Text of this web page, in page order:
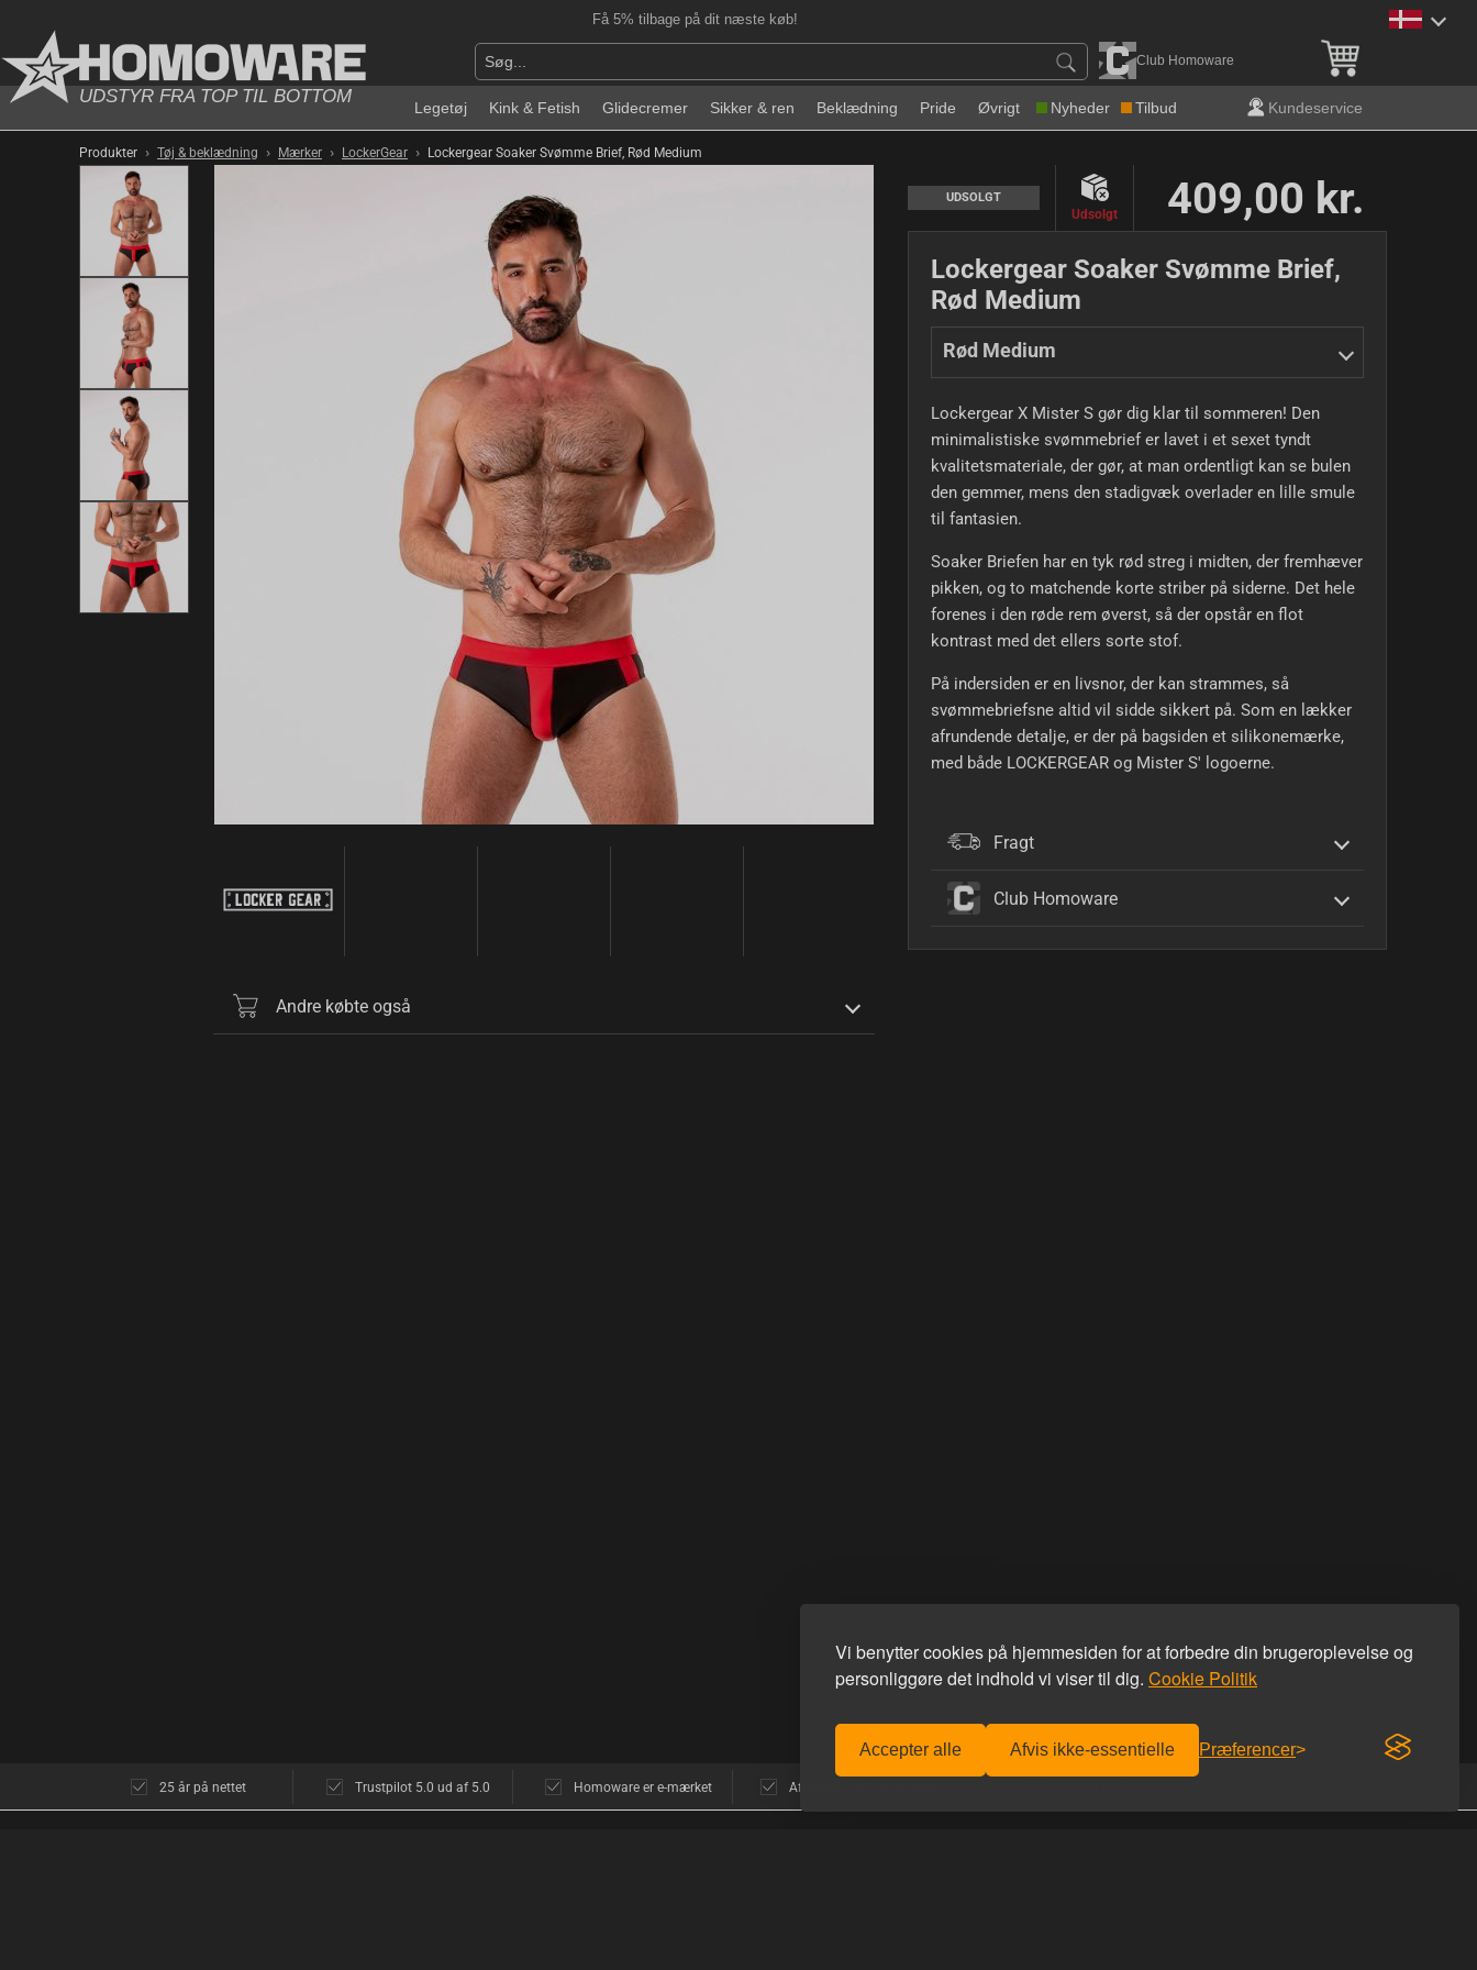
Vi benytter cookies på hjemmesiden for at forbedre din brugeroplevelse og
personliggøre det indhold vi viser til dig. Cookie Politik
Accepter alle Afvis ikke-essentielle Præferencer
Få 5% tilbage på dit næste køb! Gratis levering over 600
Club Homoware
UDSTYR FRA TOP TIL BOTTOM
Legetøj Kink & Fetish Glidecremer Sikker & ren Beklædning Pride Øvrigt Nyheder Tilbud Kundeservice
Produkter › Tøj & beklædning › Mærker › LockerGear › Lockergear Soaker Svømme Brief, Rød Medium
UDSOLGT
Udsolgt 409,00 kr.
Lockergear Soaker Svømme Brief,
Rød Medium
Rød Medium
Lockergear X Mister S gør dig klar til sommeren! Den
minimalistiske svømmebrief er lavet i et sexet tyndt
kvalitetsmateriale, der gør, at man ordentligt kan se bulen
den gemmer, mens den stadigvæk overlader en lille smule
til fantasien.
Soaker Briefen har en tyk rød streg i midten, der fremhæver
pikken, og to matchende korte striber på siderne. Det hele
forenes i den røde rem øverst, så der opstår en flot
kontrast med det ellers sorte stof.
På indersiden er en livsnor, der kan strammes, så
svømmebriefsne altid vil sidde sikkert på. Som en lækker
afrundende detalje, er der på bagsiden et silikonemærke,
med både LOCKERGEAR og Mister S' logoerne.
Fragt
Club Homoware
Andre købte også
25 år på nettet Trustpilot 5.0 ud af 5.0 Homoware er e-mærket Afsendelse alle hverdage